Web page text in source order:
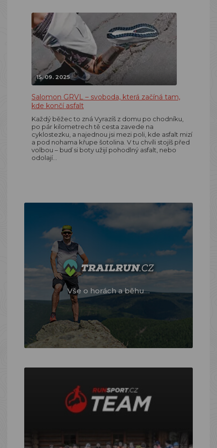
15. 09. 2025
Salomon GRVL – svoboda, která začíná tam,
kde končí asfalt
Každý běžec to zná Vyrazíš z domu po chodníku,
po pár kilometrech tě cesta zavede na
cyklostezku, a najednou jsi mezi poli, kde asfalt mizí
a pod nohama křupe šotolina. V tu chvíli stojíš před
volbou – buď si boty užijí pohodlný asfalt, nebo
odolají…
Vše o horách a běhu…